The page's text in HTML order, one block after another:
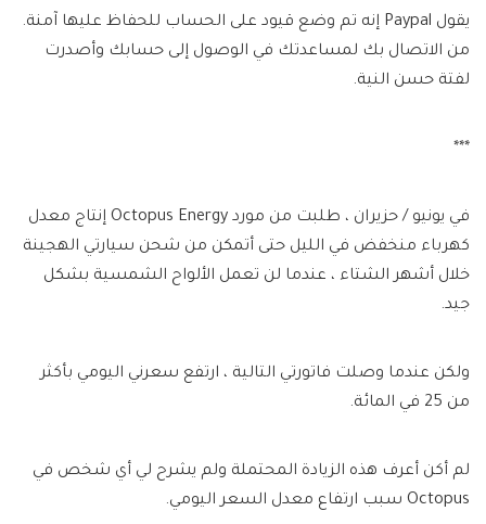
يقول Paypal إنه تم وضع قيود على الحساب للحفاظ عليها آمنة.
من الاتصال بك لمساعدتك في الوصول إلى حسابك وأصدرت
لفتة حسن النية.
***
في يونيو / حزيران ، طلبت من مورد Octopus Energy إنتاج معدل
كهرباء منخفض في الليل حتى أتمكن من شحن سيارتي الهجينة
خلال أشهر الشتاء ، عندما لن تعمل الألواح الشمسية بشكل
جيد.
ولكن عندما وصلت فاتورتي التالية ، ارتفع سعرني اليومي بأكثر
من 25 في المائة.
لم أكن أعرف هذه الزيادة المحتملة ولم يشرح لي أي شخص في
Octopus سبب ارتفاع معدل السعر اليومي.